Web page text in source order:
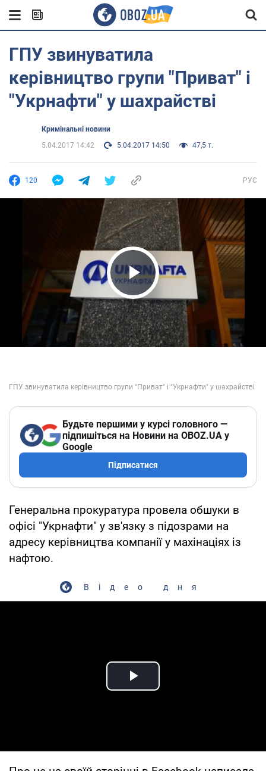
ГПУ звинуватила
керівництво групи "Приват" і
"Укрнафти" у шахрайстві
Кримінальні новини
5.04.2017 14:42
5.04.2017 14:50 47,5 т.
120 РУС
Play Video
Будьте першими у курсі головного —
підпишіться на Новини на OBOZ.UA у
Google
Підписатися
Генеральна прокуратура провела обшуки в
офісі "Укрнафти" у зв'язку з підозрами на
адресу керівництва компанії у махінаціях із
нафтою.
Відео дня
Play Video